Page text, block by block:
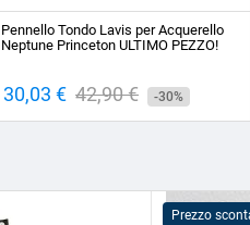
base
Pennello Tondo Lavis per Acquerello
Neptune Princeton ULTIMO PEZZO!
Prezzo
30,03 € Prezzo
base
42,90 € -30%
Prezzo